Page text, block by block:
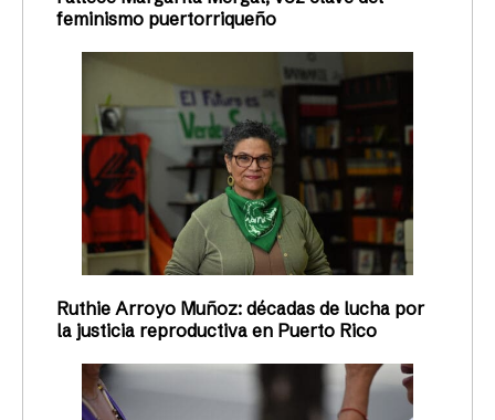
feminismo puertorriqueño
Ruthie Arroyo Muñoz: décadas de lucha por
la justicia reproductiva en Puerto Rico